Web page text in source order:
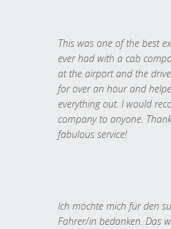
This was one of the best
ever had with a cab
at the airport and the
for over an hour and
everything out. I would
company to anyone.
fabulous service!
Ich möchte mich für den
Fahrer/in bedanken. Das